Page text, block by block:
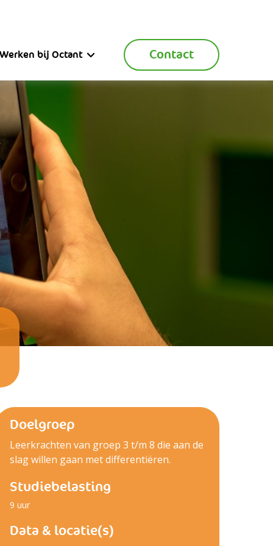
Werken bij Octant Contact
Doelgroep
Leerkrachten van groep 3 t/m 8 die aan de
slag willen gaan met differentiëren.
Studiebelasting
9 uur
Data & locatie(s)